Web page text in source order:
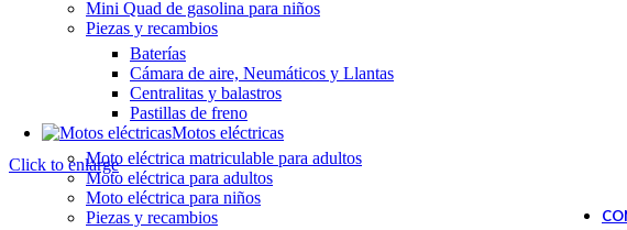
Mini Quad de gasolina para niños
Piezas y recambios
Baterías
Cámara de aire, Neumáticos y Llantas
Centralitas y balastros
Pastillas de freno
Motos eléctricas
Moto eléctrica matriculable para adultos
Moto eléctrica para adultos
Moto eléctrica para niños
Piezas y recambios
Click to enlarge